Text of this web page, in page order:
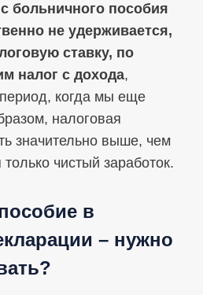
больничного пособия
не удерживается,
ставку, по
налог с дохода,
когда мы еще
налоговая
значительно выше, чем
чистый заработок.
в
– нужно